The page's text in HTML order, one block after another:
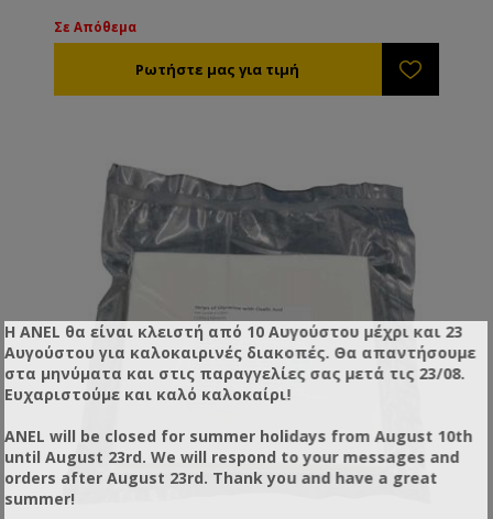
αρμόδιες υπηρεσίες. Το προϊόν δεν προτείνεται και
αναγραφόμενων στην ετικέτα του.
Σε Απόθεμα
Η ANEL θα είναι κλειστή από 10 Αυγούστου μέχρι και 23
Αυγούστου για καλοκαιρινές διακοπές. Θα απαντήσουμε
στα μηνύματα και στις παραγγελίες σας μετά τις 23/08.
Ευχαριστούμε και καλό καλοκαίρι!
ANEL will be closed for summer holidays from August 10th
until August 23rd. We will respond to your messages and
orders after August 23rd. Thank you and have a great
summer!